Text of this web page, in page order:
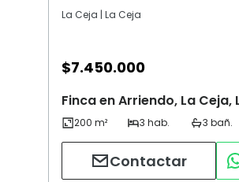
La Ceja | La Ceja
$7.450.000
Finca en Arriendo, La Ceja,
Contactar